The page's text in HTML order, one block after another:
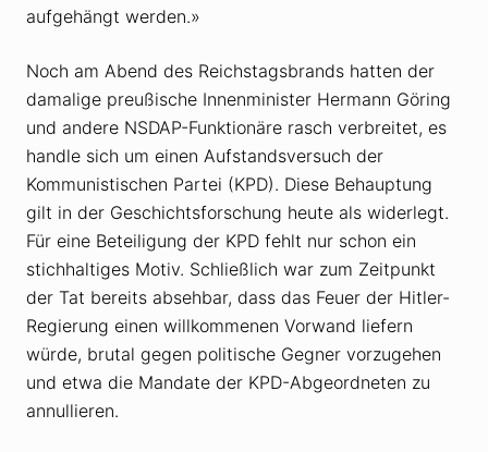
aufgehängt werden.»
Noch am Abend des Reichstagsbrands hatten der
damalige preußische Innenminister Hermann Göring
und andere NSDAP-Funktionäre rasch verbreitet, es
handle sich um einen Aufstandsversuch der
Kommunistischen Partei (KPD). Diese Behauptung
gilt in der Geschichtsforschung heute als widerlegt.
Für eine Beteiligung der KPD fehlt nur schon ein
stichhaltiges Motiv. Schließlich war zum Zeitpunkt
der Tat bereits absehbar, dass das Feuer der Hitler-
Regierung einen willkommenen Vorwand liefern
würde, brutal gegen politische Gegner vorzugehen
und etwa die Mandate der KPD-Abgeordneten zu
annullieren.